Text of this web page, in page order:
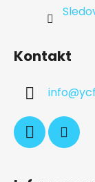
Kontakt
info@